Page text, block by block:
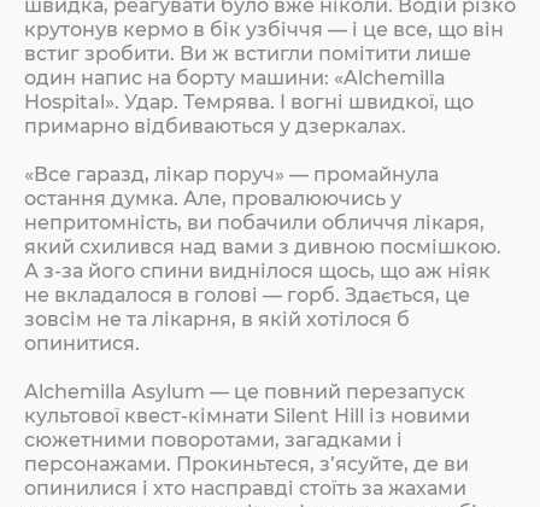
швидка, реагувати було вже ніколи. Водій різко
крутонув кермо в бік узбіччя — і це все, що він
встиг зробити. Ви ж встигли помітити лише
один напис на борту машини: «Alchemilla
Hospital». Удар. Темрява. І вогні швидкої, що
примарно відбиваються у дзеркалах.
«Все гаразд, лікар поруч» — промайнула
остання думка. Але, провалюючись у
непритомність, ви побачили обличчя лікаря,
який схилився над вами з дивною посмішкою.
А з-за його спини виднілося щось, що аж ніяк
не вкладалося в голові — горб. Здається, це
зовсім не та лікарня, в якій хотілося б
опинитися.
Alchemilla Asylum — це повний перезапуск
культової квест-кімнати Silent Hill із новими
сюжетними поворотами, загадками і
персонажами. Прокиньтеся, з’ясуйте, де ви
опинилися і хто насправді стоїть за жахами